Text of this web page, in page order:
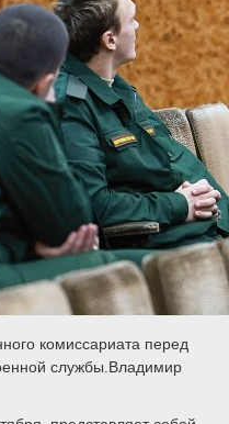
комиссариата перед
службы.Владимир